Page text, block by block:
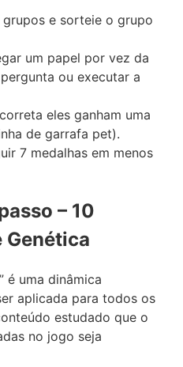
e sorteie o grupo
um papel por vez da
ou executar a
eles ganham uma
de garrafa pet).
7 medalhas em menos
– 10
Genética
é uma dinâmica
aplicada para todos os
estudado que o
no jogo seja